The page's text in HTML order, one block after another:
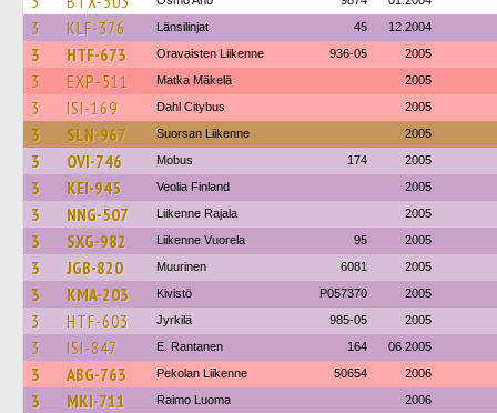
3 KLF-376 Länsilinjat 45 12.2004
3 HTF-673 Oravaisten Liikenne 936-05 2005
3 EXP-511 Matka Mäkelä 2005
3 ISI-169 Dahl Citybus 2005
3 SLN-967 Suorsan Liikenne 2005
3 OVI-746 Mobus 174 2005
3 KEI-945 Veolia Finland 2005
3 NNG-507 Liikenne Rajala 2005
3 SXG-982 Liikenne Vuorela 95 2005
3 JGB-820 Muurinen 6081 2005
3 KMA-203 Kivistö P057370 2005
3 HTF-603 Jyrkilä 985-05 2005
3 ISI-847 E. Rantanen 164 06.2005
3 ABG-763 Pekolan Liikenne 50654 2006
3 MKI-711 Raimo Luoma 2006